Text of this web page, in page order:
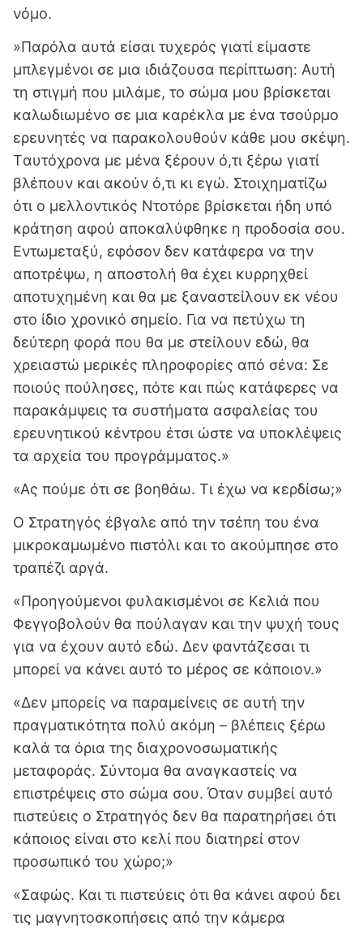
νόμο.
»Παρόλα αυτά είσαι τυχερός γιατί είμαστε
μπλεγμένοι σε μια ιδιάζουσα περίπτωση: Αυτή
τη στιγμή που μιλάμε, το σώμα μου βρίσκεται
καλωδιωμένο σε μια καρέκλα με ένα τσούρμο
ερευνητές να παρακολουθούν κάθε μου σκέψη.
Tαυτόχρονα με μένα ξέρουν ό,τι ξέρω γιατί
βλέπουν και ακούν ό,τι κι εγώ. Στοιχηματίζω
ότι ο μελλοντικός Ντοτόρε βρίσκεται ήδη υπό
κράτηση αφού αποκαλύφθηκε η προδοσία σου.
Εντωμεταξύ, εφόσον δεν κατάφερα να την
αποτρέψω, η αποστολή θα έχει κυρρηχθεί
αποτυχημένη και θα με ξαναστείλουν εκ νέου
στο ίδιο χρονικό σημείο. Για να πετύχω τη
δεύτερη φορά που θα με στείλουν εδώ, θα
χρειαστώ μερικές πληροφορίες από σένα: Σε
ποιούς πούλησες, πότε και πώς κατάφερες να
παρακάμψεις τα συστήματα ασφαλείας του
ερευνητικού κέντρου έτσι ώστε να υποκλέψεις
τα αρχεία του προγράμματος.»
«Ας πούμε ότι σε βοηθάω. Tι έχω να κερδίσω;»
Ο Στρατηγός έβγαλε από την τσέπη του ένα
μικροκαμωμένο πιστόλι και το ακούμπησε στο
τραπέζι αργά.
«Προηγούμενοι φυλακισμένοι σε Κελιά που
Φεγγοβολούν θα πούλαγαν και την ψυχή τους
για να έχουν αυτό εδώ. Δεν φαντάζεσαι τι
μπορεί να κάνει αυτό το μέρος σε κάποιον.»
«Δεν μπορείς να παραμείνεις σε αυτή την
πραγματικότητα πολύ ακόμη – βλέπεις ξέρω
καλά τα όρια της διαχρονοσωματικής
μεταφοράς. Σύντομα θα αναγκαστείς να
επιστρέψεις στο σώμα σου. Όταν συμβεί αυτό
πιστεύεις ο Στρατηγός δεν θα παρατηρήσει ότι
κάποιος είναι στο κελί που διατηρεί στον
προσωπικό του χώρο;»
«Σαφώς. Και τι πιστεύεις ότι θα κάνει αφού δει
τις μαγνητοσκοπήσεις από την κάμερα